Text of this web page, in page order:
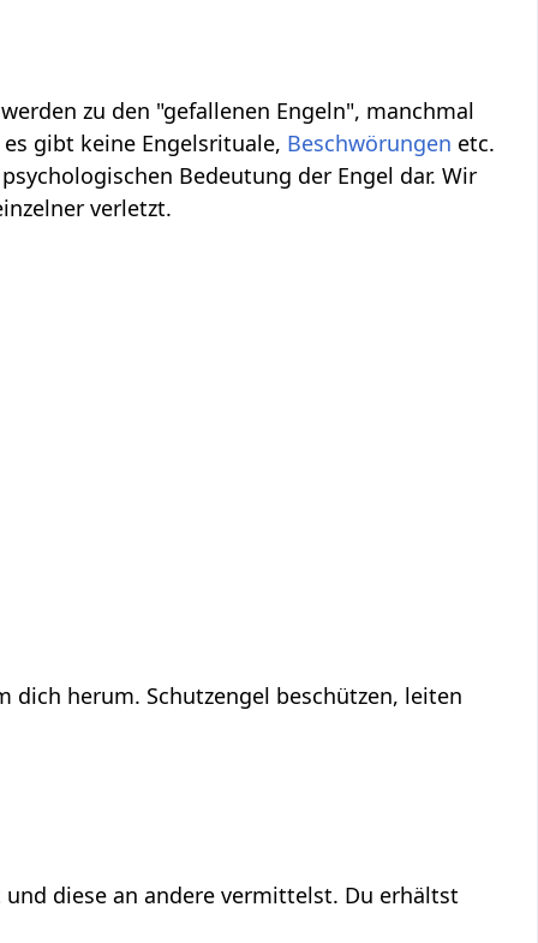
zu den "gefallenen Engeln", manchmal
gibt keine Engelsrituale, Beschwörungen etc.
Bedeutung der Engel dar. Wir
verletzt.
dich herum. Schutzengel beschützen, leiten
diese an andere vermittelst. Du erhältst